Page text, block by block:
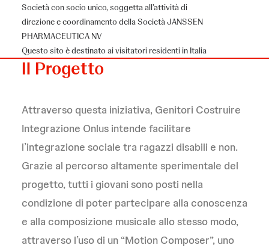
Società con socio unico, soggetta all’attività di
direzione e coordinamento della Società JANSSEN
PHARMACEUTICA NV
Questo sito è destinato ai visitatori residenti in Italia
Genitori “Costruire integrazione” Onlus
Il Progetto
Attraverso questa iniziativa, Genitori Costruire
Integrazione Onlus intende facilitare
l’integrazione sociale tra ragazzi disabili e non.
Grazie al percorso altamente sperimentale del
progetto, tutti i giovani sono posti nella
condizione di poter partecipare alla conoscenza
e alla composizione musicale allo stesso modo,
attraverso l’uso di un “Motion Composer”, uno